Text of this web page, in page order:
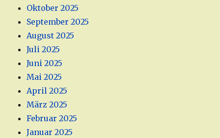
Oktober 2025
September 2025
August 2025
Juli 2025
Juni 2025
Mai 2025
April 2025
März 2025
Februar 2025
Januar 2025